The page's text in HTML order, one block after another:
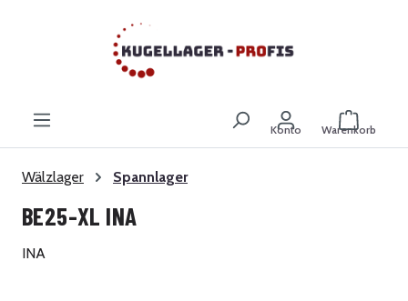
Zum Hauptinhalt springen
Konto Warenkorb
Wälzlager Spannlager
BE25-XL INA
INA